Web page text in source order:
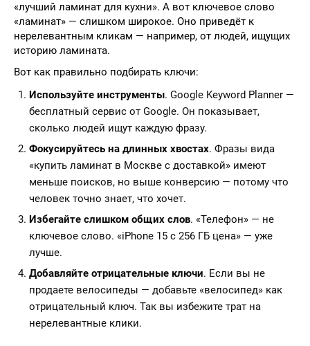
«лучший ламинат для кухни». А вот ключевое слово
«ламинат» — слишком широкое. Оно приведёт к
нерелевантным кликам — например, от людей, ищущих
историю ламината.
Вот как правильно подбирать ключи:
Используйте инструменты. Google Keyword Planner —
бесплатный сервис от Google. Он показывает,
сколько людей ищут каждую фразу.
Фокусируйтесь на длинных хвостах. Фразы вида
«купить ламинат в Москве с доставкой» имеют
меньше поисков, но выше конверсию — потому что
человек точно знает, что хочет.
Избегайте слишком общих слов. «Телефон» — не
ключевое слово. «iPhone 15 с 256 ГБ цена» — уже
лучше.
Добавляйте отрицательные ключи. Если вы не
продаете велосипеды — добавьте «велосипед» как
отрицательный ключ. Так вы избежите трат на
нерелевантные клики.